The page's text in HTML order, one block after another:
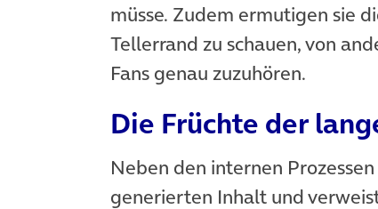
müsse. Zudem ermutigen sie
Tellerrand zu schauen, von
Fans genau zuzuhören.
Die Früchte der
Neben den internen
generierten Inhalt und